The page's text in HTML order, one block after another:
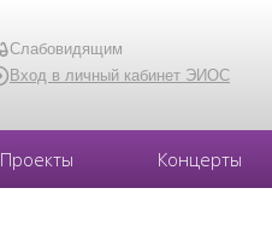
Слабовидящим
Вход в личный кабинет ЭИОС
Проекты Концерты